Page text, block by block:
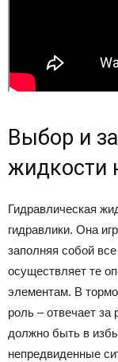
Выбор и
жидкости
Гидравлическая
гидравлики. Она
заполняя собой
осуществляет те
элементам. В
роль – отвечает
должно быть в
непредвиденные